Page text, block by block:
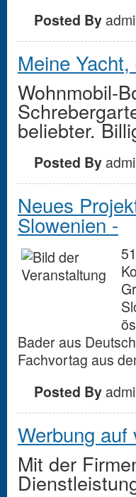
Posted By
Meine
Wohnmobil-
beliebter.
Posted By
Neues
Slowenien -
Bader aus
Fachvortag aus
Posted By
Werbung auf
Mit der